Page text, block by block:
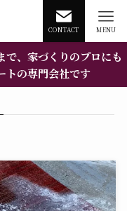
CONTACT MENU
で、家づくりのプロにも
トの専門会社です